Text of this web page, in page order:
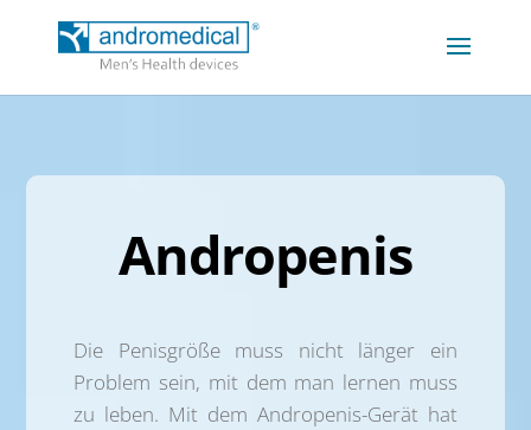
Andropenis
Die Penisgröße muss nicht länger ein
Problem sein, mit dem man lernen muss
zu leben. Mit dem Andropenis-Gerät hat